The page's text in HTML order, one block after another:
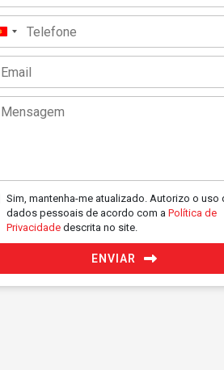
Portugal
+351
Sim, mantenha-me atualizado. Autorizo o uso
dados pessoais de acordo com a Política de
Privacidade descrita no site.
ENVIAR